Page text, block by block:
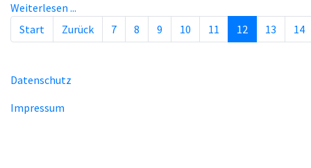
Weiterlesen ...
Seite 12 von 29
Start Zurück 7 8 9 10 11 12 13 14
Datenschutz
Impressum